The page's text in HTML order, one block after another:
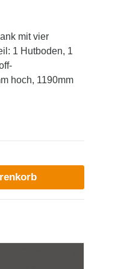
mit vier
1 Hutboden, 1
hoch, 1190mm